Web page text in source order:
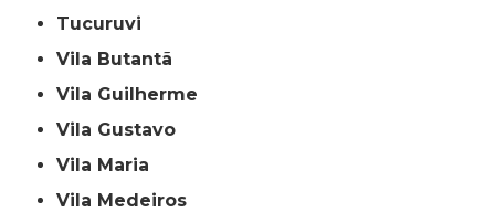
Tucuruvi
Vila Butantã
Vila Guilherme
Vila Gustavo
Vila Maria
Vila Medeiros